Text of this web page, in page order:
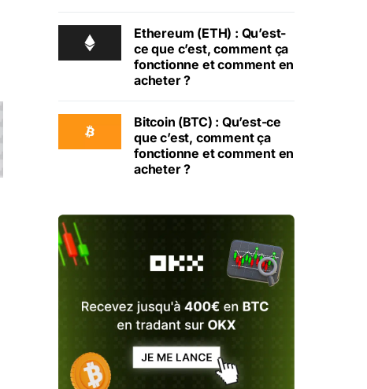
Ethereum (ETH) : Qu’est-
ce que c’est, comment ça
fonctionne et comment en
acheter ?
Bitcoin (BTC) : Qu’est-ce
que c’est, comment ça
fonctionne et comment en
acheter ?